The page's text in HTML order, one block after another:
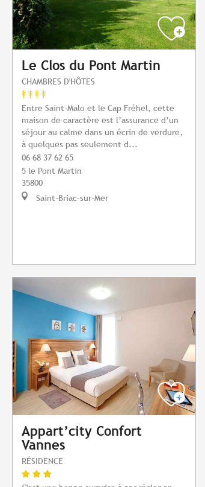
Le Clos du Pont Martin
CHAMBRES D'HÔTES
Entre Saint-Malo et le Cap Fréhel, cette
maison de caractère est l’assurance d’un
séjour au calme dans un écrin de verdure,
à quelques pas seulement d...
06 68 37 62 65
5 le Pont Martin
35800
Saint-Briac-sur-Mer
Appart’city Confort
Vannes
RÉSIDENCE